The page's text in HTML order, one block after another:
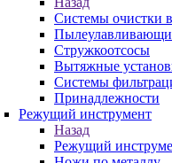
Системы очистки
Стружкоотсосы
Вытяжные
Системы
Принадлежности
Режущий инструмент
Назад
Режущий